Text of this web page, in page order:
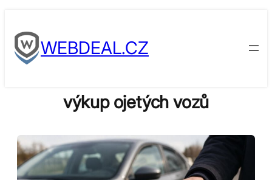
to
contentWEBDEAL.CZ
výkup ojetých vozů